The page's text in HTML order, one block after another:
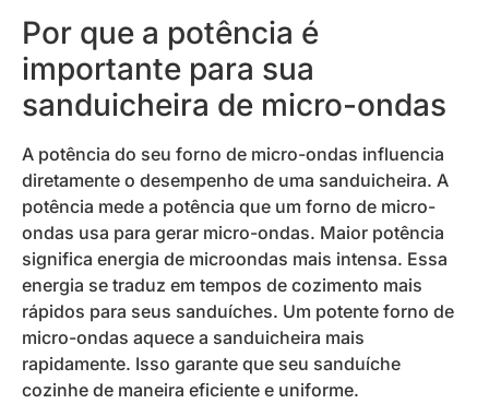
Por que a potência é
importante para sua
sanduicheira de micro-ondas
A potência do seu forno de micro-ondas influencia
diretamente o desempenho de uma sanduicheira. A
potência mede a potência que um forno de micro-
ondas usa para gerar micro-ondas. Maior potência
significa energia de microondas mais intensa. Essa
energia se traduz em tempos de cozimento mais
rápidos para seus sanduíches. Um potente forno de
micro-ondas aquece a sanduicheira mais
rapidamente. Isso garante que seu sanduíche
cozinhe de maneira eficiente e uniforme.